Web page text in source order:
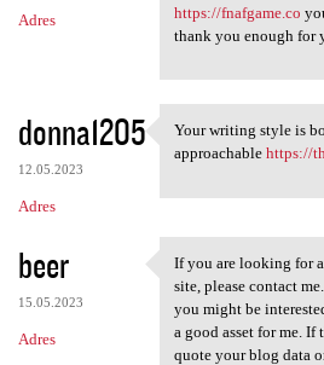
Adres
https://fnafgame.co
thank you enough for
donna1205
12.05.2023
Adres
Your writing style
Your writing style is
approachable https://
beer
15.05.2023
Adres
If you are looking
If you are looking for
site, please contact
you might be
a good asset for me. If
quote your blog data